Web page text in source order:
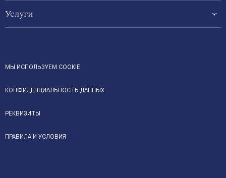
Услуги
МЫ ИСПОЛЬЗУЕМ COOKIE
КОНФИДЕНЦИАЛЬНОСТЬ ДАННЫХ
РЕКВИЗИТЫ
ПРАВИЛА И УСЛОВИЯ